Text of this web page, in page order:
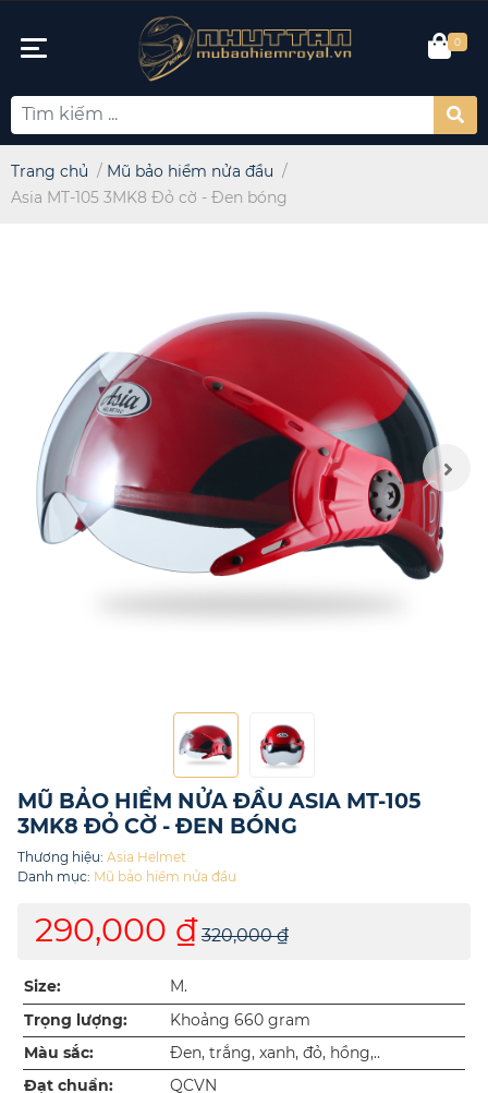
0
Trang chủ / Mũ bảo hiểm nửa đầu /
Asia MT-105 3MK8 Đỏ cờ - Đen bóng
MŨ BẢO HIỂM NỬA ĐẦU ASIA MT-105
3MK8 ĐỎ CỜ - ĐEN BÓNG
Thương hiệu: Asia Helmet
Danh mục: Mũ bảo hiểm nửa đầu
290,000 ₫ 320,000 ₫
Size:
M.
Trọng lượng:
Khoảng 660 gram
Màu sắc:
Đen, trắng, xanh, đỏ, hồng,..
Đạt chuẩn:
QCVN